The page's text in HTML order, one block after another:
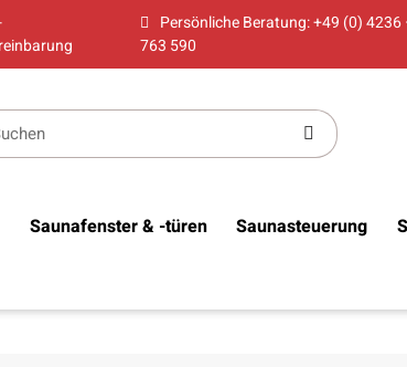
Persönliche Beratung: +49 (0) 4236
763 590
Saunafenster & -türen Saunasteuerung